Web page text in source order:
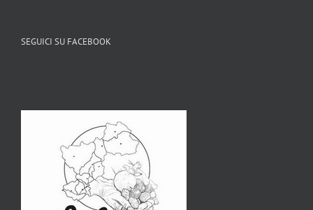
SEGUICI SU FACEBOOK